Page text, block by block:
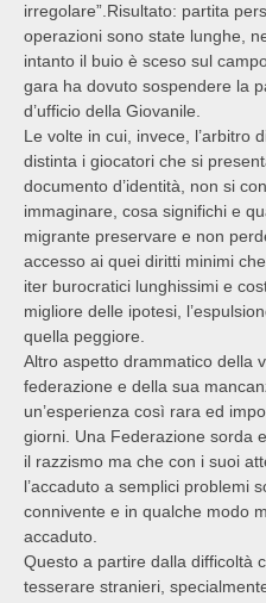
irregolare”.Risultato: partita
operazioni sono state lunghe,
intanto il buio è sceso sul
gara ha dovuto sospendere la
d’ufficio della Giovanile.
Le volte in cui, invece, l’arbitro
distinta i giocatori che si
documento d’identità, non si
immaginare, cosa significhi e
migrante preservare e non
accesso ai quei diritti minimi
iter burocratici lunghissimi e
migliore delle ipotesi,
quella peggiore.
Altro aspetto drammatico della
federazione e della sua
un’esperienza così rara ed
giorni. Una Federazione sorda
il razzismo ma che con i suoi
l’accaduto a semplici problemi
connivente e in qualche modo
accaduto.
Questo a partire dalla difficoltà
tesserare stranieri,